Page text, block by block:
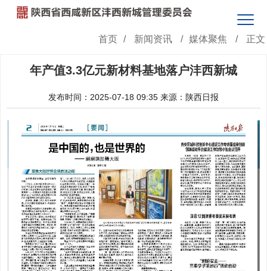
首页 / 新闻资讯 / 媒体聚焦 / 正文
年产值3.3亿元新材料基地落户沣西新城
发布时间：2025-07-18 09:35 来源：陕西日报